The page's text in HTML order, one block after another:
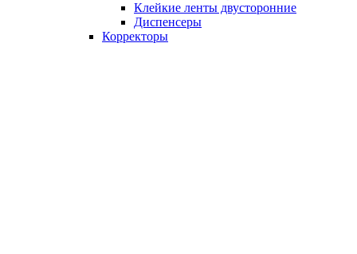
Клейкие ленты двусторонние
Диспенсеры
Корректоры